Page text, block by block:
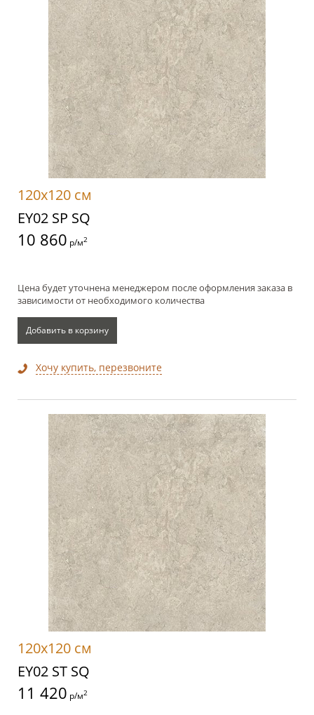
120x120 см
EY02 SP SQ
10 860 р/м2
Цена будет уточнена менеджером после оформления заказа в
зависимости от необходимого количества
Добавить в корзину
Хочу купить, перезвоните
120x120 см
EY02 ST SQ
11 420 р/м2